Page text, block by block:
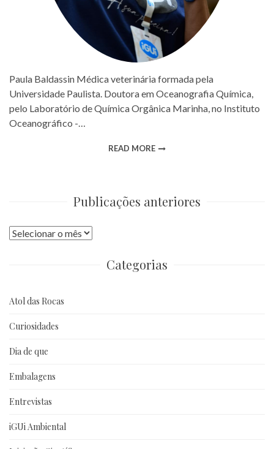
Paula Baldassin Médica veterinária formada pela
Universidade Paulista. Doutora em Oceanografia Química,
pelo Laboratório de Química Orgânica Marinha, no Instituto
Oceanográfico -…
READ MORE
Publicações anteriores
Publicações
Categorias
Atol das Rocas
Curiosidades
Dia de que
Embalagens
Entrevistas
iGUi Ambiental